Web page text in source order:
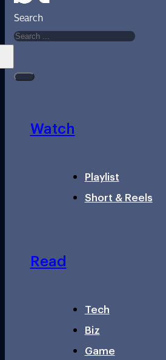
Search
Watch
Playlist
Short & Reels
Read
Tech
Biz
Game